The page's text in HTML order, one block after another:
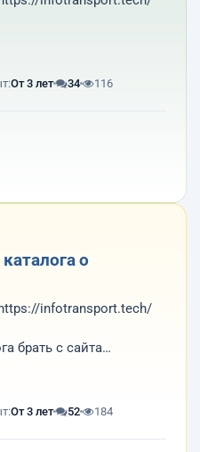
брать с сайта
подготовленный для
От 3 лет 34 116
о
infotransport.tech/
брать с сайта
подготовленный для
в иллюстраторе,
От 3 лет 52 184